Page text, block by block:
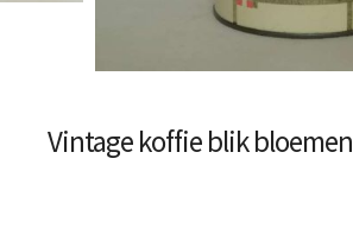
Vintage koffie blik bloemen